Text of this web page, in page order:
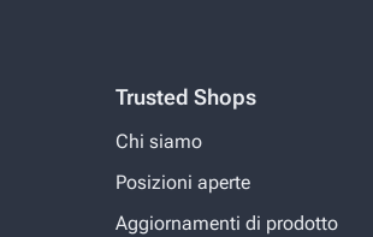
Trusted Shops
Chi siamo
Posizioni aperte
Aggiornamenti di prodotto